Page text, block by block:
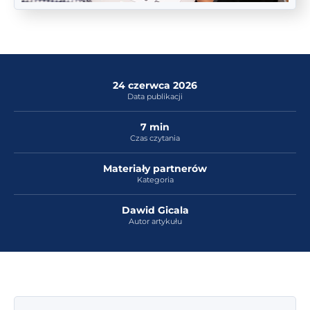
24 czerwca 2026
Data publikacji
7 min
Czas czytania
Materiały partnerów
Kategoria
Dawid Gicala
Autor artykułu